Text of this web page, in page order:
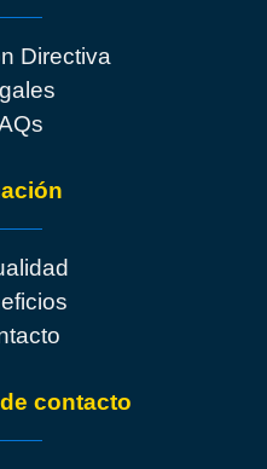
Directiva
contacto